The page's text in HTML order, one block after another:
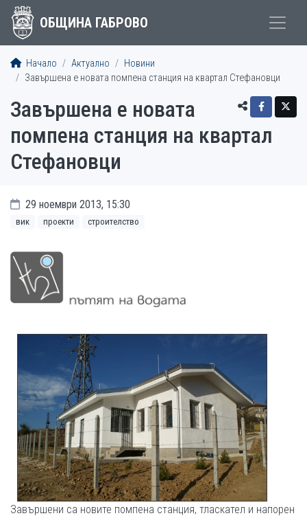
ОБЩИНА ГАБРОВО
Начало Актуално
Новини
Завършена е новата помпена станция на квартал Стефановци
Завършена е новата
помпена станция на квартал
Стефановци
29 ноември 2013, 15:30
вик проекти строителство
Завършени са новите помпена станция, тласкател и напорен